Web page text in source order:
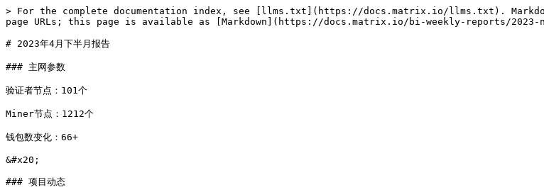
> For the complete documentation index, see [llms.txt](https://docs.matrix.io/llms.txt).
page URLs; this page is available as [Markdown](https://docs.matrix.io/bi-weekly-reports/2023-
# 2023年4月下半月报告
### 主网参数
验证者节点：101个
Miner节点：1212个
钱包数变化：66+
&#x20;
### 项目动态